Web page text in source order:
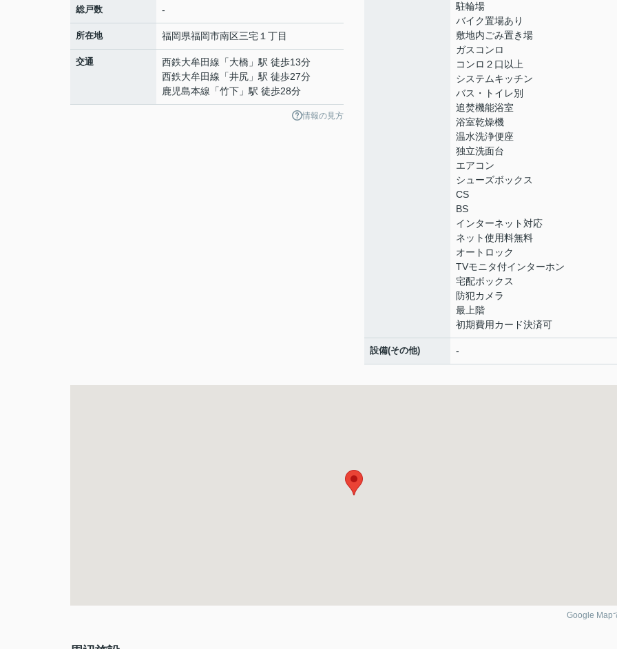
総戸数 -
所在地 福岡県福岡市南区三宅 １丁目
交通 西鉄大牟田線 「大橋 」駅 徒歩13分
西鉄大牟田線 「井尻 」駅 徒歩27分
鹿児島本線 「竹下 」駅 徒歩28分
情報の見方
駐輪場
バイク置場あり
敷地内ごみ置き場
ガスコンロ
コンロ２口以上
システムキッチン
バス・トイレ別
追焚機能浴室
浴室乾燥機
温水洗浄便座
独立洗面台
エアコン
シューズボックス
CS
BS
インターネット対応
ネット使用料無料
オートロック
TVモニタ付インターホン
宅配ボックス
防犯カメラ
最上階
初期費用カード決済可
設備(その他) -
Google Map